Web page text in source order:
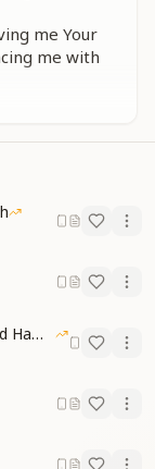
me Your
me with
says;
says.
Baba.
Baba.
having found
me with
Madhuban Me Pyare Baba Teri Yaad Hamko Aaye